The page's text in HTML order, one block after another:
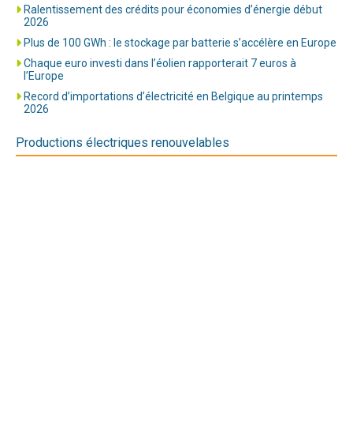
Ralentissement des crédits pour économies d’énergie début
2026
Plus de 100 GWh : le stockage par batterie s’accélère en Europe
Chaque euro investi dans l’éolien rapporterait 7 euros à
l’Europe
Record d’importations d’électricité en Belgique au printemps
2026
Productions électriques renouvelables